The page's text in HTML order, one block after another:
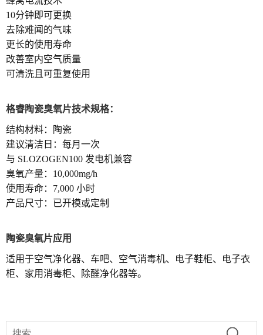
10分钟即可更换
去除难闻的气味
更长的使用寿命
改善室内空气质量
可清洗且可重复使用
格睿陶瓷臭氧片技术规格：
结构材料：陶瓷
建议清洁日：每月一次
与 SLOZOGEN100 发电机兼容
臭氧产量：10,000mg/h
使用寿命：7,000 小时
产品尺寸：已开模或定制
陶瓷臭氧片应用
适用于空气净化器、车吧、空气消毒机、电子鞋柜、电子衣
柜、家用消毒柜、除醛净化器等。